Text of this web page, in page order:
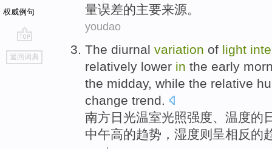
权威例句
go
top
返回词典
量误差的主要来源。
youdao
The diurnal variation of light
relatively lower in the early
the midday, while the relative
change trend
南方日光温室光照强度 温度的
中午高的趋势， 湿度则 呈相反的